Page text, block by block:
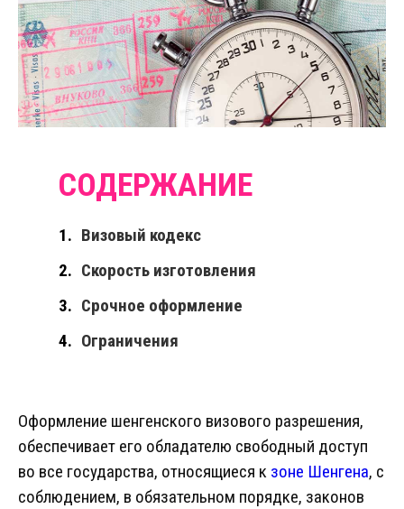
Визовый кодекс
Скорость изготовления
Срочное оформление
Ограничения
Оформление шенгенского визового разрешения,
обеспечивает его обладателю свободный доступ
во все государства, относящиеся к зоне Шенгена, с
соблюдением, в обязательном порядке, законов